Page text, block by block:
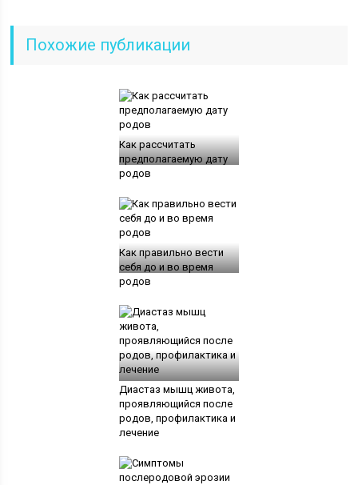
Похожие публикации
Как рассчитать
предполагаемую дату
родов
Как правильно вести
себя до и во время
родов
Диастаз мышц живота,
проявляющийся после
родов, профилактика и
лечение